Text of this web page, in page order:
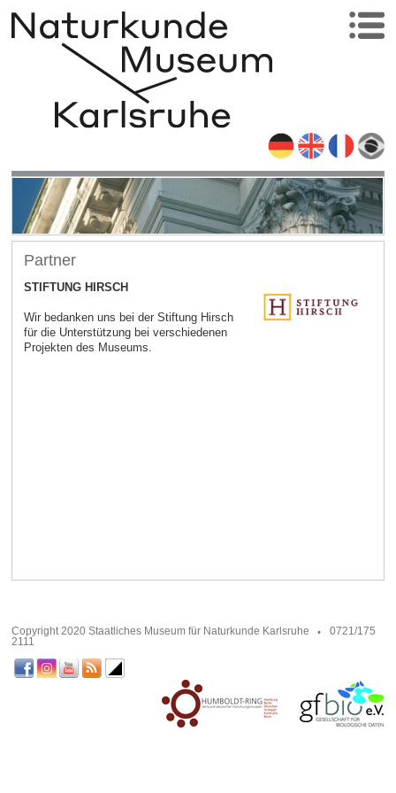
Partner
STIFTUNG HIRSCH
Wir bedanken uns bei der Stiftung Hirsch
für die Unterstützung bei verschiedenen
Projekten des Museums.
Copyright 2020 Staatliches Museum für Naturkunde Karlsruhe
0721/175
2111